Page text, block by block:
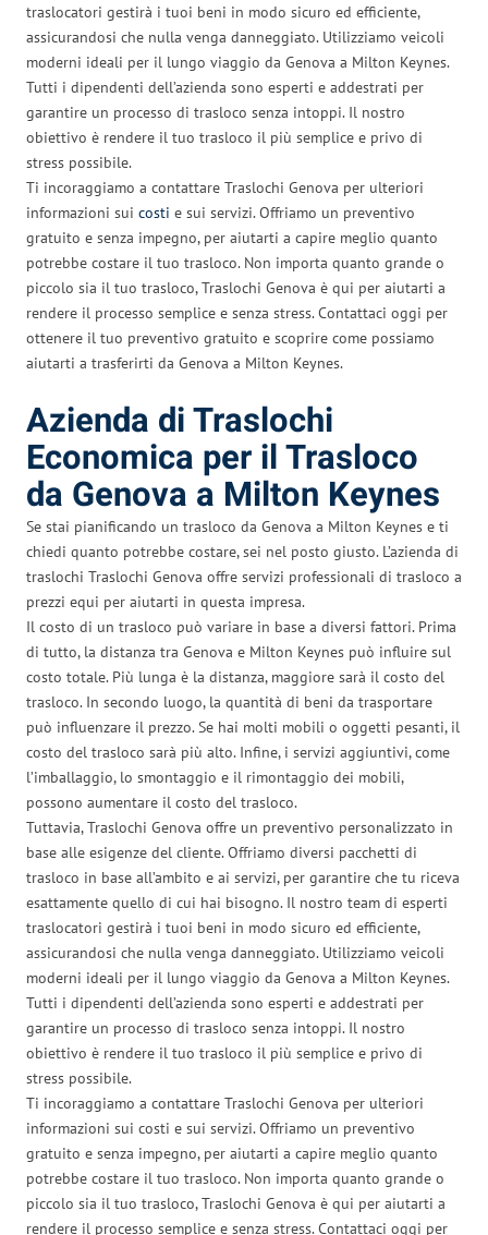
traslocatori gestirà i tuoi beni in modo sicuro ed efficiente,
assicurandosi che nulla venga danneggiato. Utilizziamo veicoli
moderni ideali per il lungo viaggio da Genova a Milton Keynes.
Tutti i dipendenti dell’azienda sono esperti e addestrati per
garantire un processo di trasloco senza intoppi. Il nostro
obiettivo è rendere il tuo trasloco il più semplice e privo di
stress possibile.
Ti incoraggiamo a contattare Traslochi Genova per ulteriori
informazioni sui costi e sui servizi. Offriamo un preventivo
gratuito e senza impegno, per aiutarti a capire meglio quanto
potrebbe costare il tuo trasloco. Non importa quanto grande o
piccolo sia il tuo trasloco, Traslochi Genova è qui per aiutarti a
rendere il processo semplice e senza stress. Contattaci oggi per
ottenere il tuo preventivo gratuito e scoprire come possiamo
aiutarti a trasferirti da Genova a Milton Keynes.
Azienda di Traslochi
Economica per il Trasloco
da Genova a Milton Keynes
Se stai pianificando un trasloco da Genova a Milton Keynes e ti
chiedi quanto potrebbe costare, sei nel posto giusto. L’azienda di
traslochi Traslochi Genova offre servizi professionali di trasloco a
prezzi equi per aiutarti in questa impresa.
Il costo di un trasloco può variare in base a diversi fattori. Prima
di tutto, la distanza tra Genova e Milton Keynes può influire sul
costo totale. Più lunga è la distanza, maggiore sarà il costo del
trasloco. In secondo luogo, la quantità di beni da trasportare
può influenzare il prezzo. Se hai molti mobili o oggetti pesanti, il
costo del trasloco sarà più alto. Infine, i servizi aggiuntivi, come
l’imballaggio, lo smontaggio e il rimontaggio dei mobili,
possono aumentare il costo del trasloco.
Tuttavia, Traslochi Genova offre un preventivo personalizzato in
base alle esigenze del cliente. Offriamo diversi pacchetti di
trasloco in base all’ambito e ai servizi, per garantire che tu riceva
esattamente quello di cui hai bisogno. Il nostro team di esperti
traslocatori gestirà i tuoi beni in modo sicuro ed efficiente,
assicurandosi che nulla venga danneggiato. Utilizziamo veicoli
moderni ideali per il lungo viaggio da Genova a Milton Keynes.
Tutti i dipendenti dell’azienda sono esperti e addestrati per
garantire un processo di trasloco senza intoppi. Il nostro
obiettivo è rendere il tuo trasloco il più semplice e privo di
stress possibile.
Ti incoraggiamo a contattare Traslochi Genova per ulteriori
informazioni sui costi e sui servizi. Offriamo un preventivo
gratuito e senza impegno, per aiutarti a capire meglio quanto
potrebbe costare il tuo trasloco. Non importa quanto grande o
piccolo sia il tuo trasloco, Traslochi Genova è qui per aiutarti a
rendere il processo semplice e senza stress. Contattaci oggi per